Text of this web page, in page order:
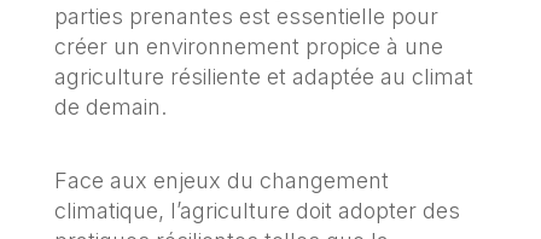
parties prenantes est essentielle pour
créer un environnement propice à une
agriculture résiliente et adaptée au climat
de demain.
Face aux enjeux du changement
climatique, l’agriculture doit adopter des